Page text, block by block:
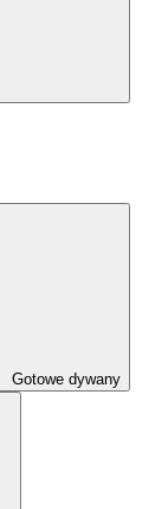
Gotowe dywany